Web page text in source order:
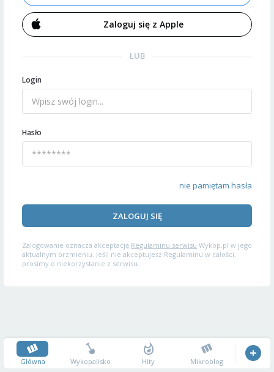
Zaloguj się z Apple
LUB
Login
Hasło
nie pamiętam hasła
ZALOGUJ SIĘ
Zalogowanie oznacza akceptację Regulaminu serwisu Wykop.pl w jego
aktualnym brzmieniu. Jeśli nie akceptujesz Regulaminu w całości,
prosimy o niekorzystanie z serwisu.
Główna Wykopalisko Hity Mikroblog